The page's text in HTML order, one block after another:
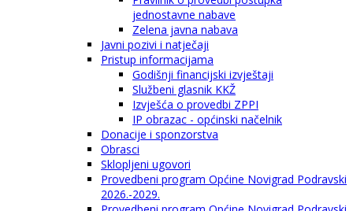
jednostavne nabave
Zelena javna nabava
Javni pozivi i natječaji
Pristup informacijama
Godišnji financijski izvještaji
Službeni glasnik KKŽ
Izvješća o provedbi ZPPI
IP obrazac - općinski načelnik
Donacije i sponzorstva
Obrasci
Sklopljeni ugovori
Provedbeni program Općine Novigrad Podravski
2026.-2029.